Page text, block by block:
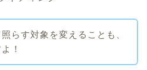
らす対象を変えることも、
！